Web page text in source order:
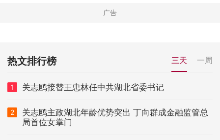
热文排行榜 三天 一周
1 关志鸥接替王忠林任中共湖北省委书记
2
关志鸥主政湖北年龄优势突出 丁向群成金融监管总
局首位女掌门